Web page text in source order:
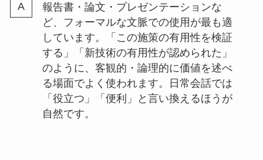
報告書・論文・プレゼンテーションな
ど、フォーマルな文脈での使用が最も適
しています。「この施策の有用性を検証
する」「新技術の有用性が認められた」
のように、客観的・論理的に価値を述べ
る場面でよく使われます。日常会話では
「役立つ」「便利」と言い換えるほうが
自然です。